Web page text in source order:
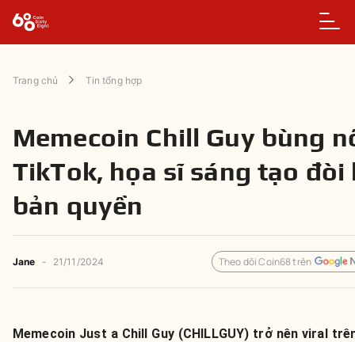
Trang chủ Tin tổng hợp
Memecoin Chill Guy bùng
TikTok, họa sĩ sáng tạo đòi
bản quyền
Jane - 21/11/2024 Theo dõi Coin68 trên
Memecoin Just a Chill Guy (CHILLGUY) trở nên viral